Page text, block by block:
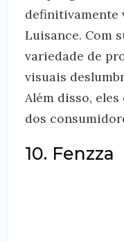
definitivamente
Luisance. Com
variedade de
visuais
Além disso,
dos
10. Fenzza